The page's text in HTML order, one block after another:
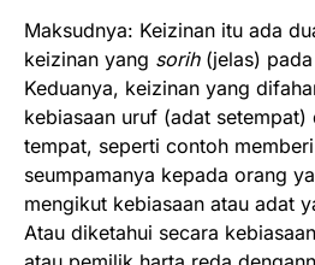
Maksudnya: Keizinan itu ada
keizinan yang sorih(jelas) pada
Keduanya, keizinan yang
kebiasaan uruf (adat setempat)
tempat, seperti contoh
seumpamanya kepada orang
mengikut kebiasaan atau adat
Atau diketahui secara